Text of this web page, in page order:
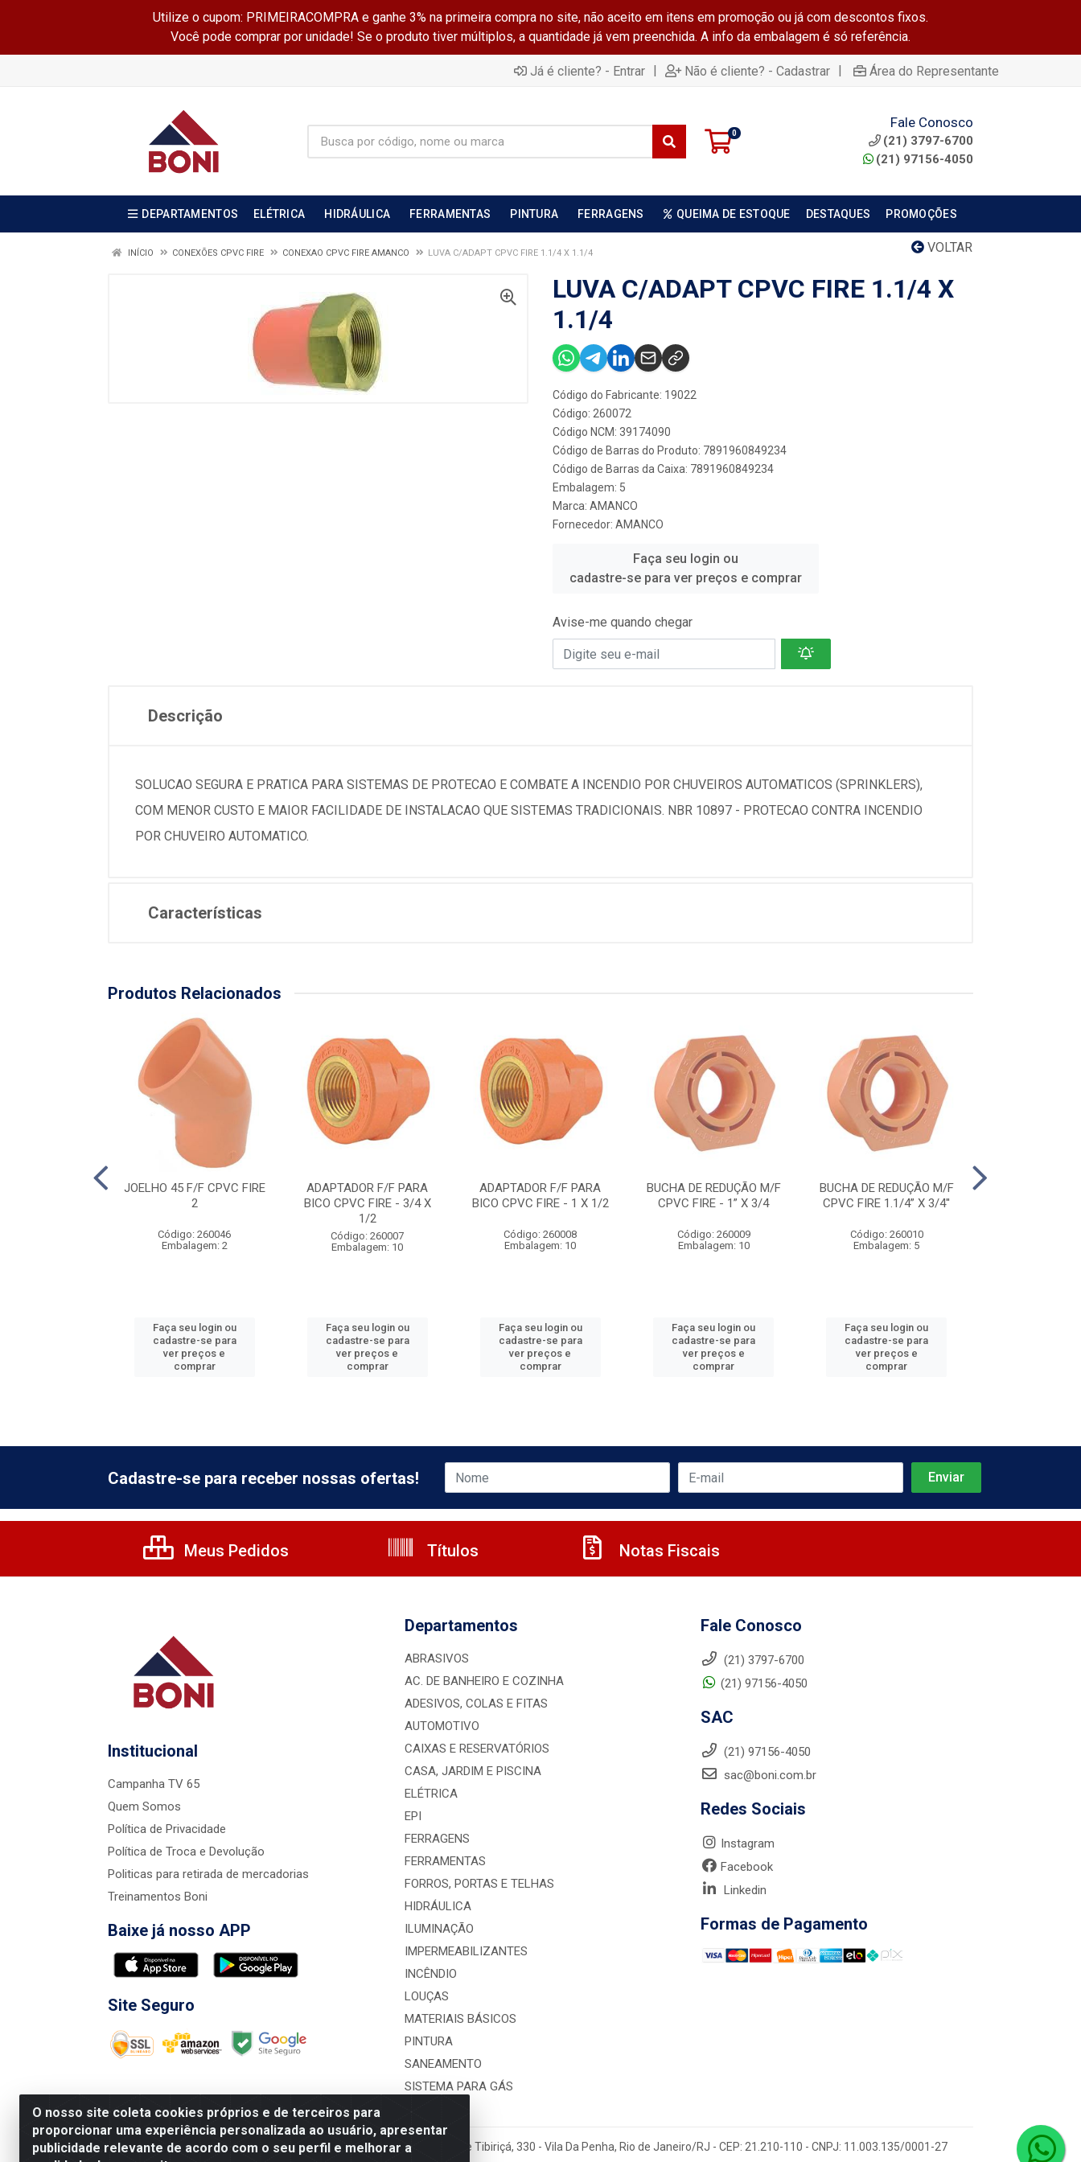
Utilize o cupom: PRIMEIRACOMPRA e ganhe 3% na primeira compra no site, não aceito em itens em promoção ou já com descontos fixos.
Você pode comprar por unidade! Se o produto tiver múltiplos, a quantidade já vem preenchida. A info da embalagem é só referência.
Já é cliente? - Entrar | Não é cliente? - Cadastrar | Área do Representante
0
Fale Conosco
(21) 3797-6700
(21) 97156-4050
DEPARTAMENTOS ELÉTRICA HIDRÁULICA FERRAMENTAS PINTURA FERRAGENS QUEIMA DE ESTOQUE DESTAQUES PROMOÇÕES
VOLTAR
INÍCIO CONEXÕES CPVC FIRE CONEXAO CPVC FIRE AMANCO LUVA C/ADAPT CPVC FIRE 1.1/4 X 1.1/4
LUVA C/ADAPT CPVC FIRE 1.1/4 X
1.1/4
Código do Fabricante: 19022
Código: 260072
Código NCM: 39174090
Código de Barras do Produto: 7891960849234
Código de Barras da Caixa: 7891960849234
Embalagem: 5
Marca: AMANCO
Fornecedor: AMANCO
Faça seu login ou
cadastre-se para ver preços e comprar
Avise-me quando chegar
Descrição
SOLUCAO SEGURA E PRATICA PARA SISTEMAS DE PROTECAO E COMBATE A INCENDIO POR CHUVEIROS AUTOMATICOS (SPRINKLERS),
COM MENOR CUSTO E MAIOR FACILIDADE DE INSTALACAO QUE SISTEMAS TRADICIONAIS. NBR 10897 - PROTECAO CONTRA INCENDIO
POR CHUVEIRO AUTOMATICO.
Características
Produtos Relacionados
JOELHO 45 F/F CPVC FIRE
2
Código: 260046
Embalagem: 2
Faça seu login ou
cadastre-se para
ver preços e
comprar
ADAPTADOR F/F PARA
BICO CPVC FIRE - 3/4 X
1/2
Código: 260007
Embalagem: 10
Faça seu login ou
cadastre-se para
ver preços e
comprar
ADAPTADOR F/F PARA
BICO CPVC FIRE - 1 X 1/2
Código: 260008
Embalagem: 10
Faça seu login ou
cadastre-se para
ver preços e
comprar
BUCHA DE REDUÇÃO M/F
CPVC FIRE - 1” X 3/4
Código: 260009
Embalagem: 10
Faça seu login ou
cadastre-se para
ver preços e
comprar
BUCHA DE REDUÇÃO M/F
CPVC FIRE 1.1/4” X 3/4''
Código: 260010
Embalagem: 5
Faça seu login ou
cadastre-se para
ver preços e
comprar
O nosso site coleta cookies próprios e de terceiros para
proporcionar uma experiência personalizada ao usuário, apresentar
publicidade relevante de acordo com o seu perfil e melhorar a
Cadastre-se para receber nossas ofertas!
Meus Pedidos Títulos Notas Fiscais
Institucional
Campanha TV 65
Quem Somos
Política de Privacidade
Política de Troca e Devolução
Politicas para retirada de mercadorias
Treinamentos Boni
Baixe já nosso APP
Site Seguro
Departamentos
ABRASIVOS
AC. DE BANHEIRO E COZINHA
ADESIVOS, COLAS E FITAS
AUTOMOTIVO
CAIXAS E RESERVATÓRIOS
CASA, JARDIM E PISCINA
ELÉTRICA
EPI
FERRAGENS
FERRAMENTAS
FORROS, PORTAS E TELHAS
HIDRÁULICA
ILUMINAÇÃO
IMPERMEABILIZANTES
INCÊNDIO
LOUÇAS
MATERIAIS BÁSICOS
PINTURA
SANEAMENTO
SISTEMA PARA GÁS
Fale Conosco
(21) 3797-6700
(21) 97156-4050
SAC
(21) 97156-4050
sac@boni.com.br
Redes Sociais
Instagram
Facebook
Linkedin
Formas de Pagamento
Nova Boni Distribuidora de Material de Construção LTDA - Rua Alice Tibiriçá, 330 - Vila Da Penha, Rio de Janeiro/RJ - CEP: 21.210-110 - CNPJ: 11.003.135/0001-27